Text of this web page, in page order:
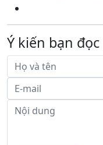
Ý kiến bạn đọc